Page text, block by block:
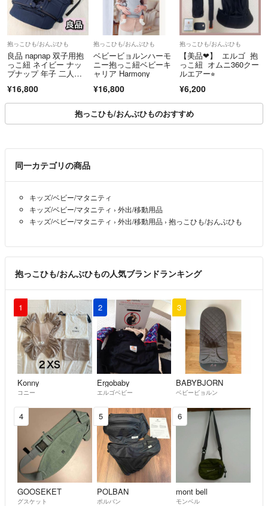
抱っこひも/おんぶひも
良品 napnap 双子用抱
っこ紐 ネイビー ナッ
プナップ 年子 二人抱
¥16,800
抱っこひも/おんぶひも
ベビービョルンハーモ
ニー抱っこ紐ベビーキ
ャリア Harmony
¥16,800
抱っこひも/おんぶひも
【美品❤】 エルゴ 抱
っこ紐 オムニ360クー
ルエアー⭐︎
¥6,200
抱っこひも/おんぶひものおすすめ
同一カテゴリの商品
キッズ/ベビー/マタニティ
キッズ/ベビー/マタニティ › 外出/移動用品
キッズ/ベビー/マタニティ › 外出/移動用品 › 抱っこひも/おんぶひも
抱っこひも/おんぶひもの人気ブランドランキング
1
Konny
コニー
2
Ergobaby
エルゴベビー
3
BABYBJORN
ベビービョルン
4
GOOSEKET
グスケット
5
POLBAN
ポルバン
6
mont bell
モンベル